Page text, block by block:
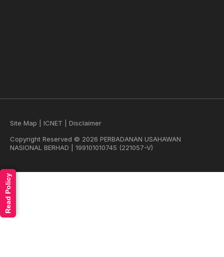
Site Map ICNET
Disclaimer
Copyright Reserved © 2026 PERBADANAN USAHAWAN
NASIONAL BERHAD | 199101010745 (221057-V)
Read Policy